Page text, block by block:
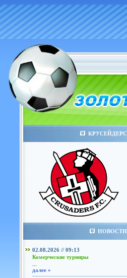
КРУСЕЙДЕРС
НОВОСТИ
02.08.2026 // 09:13
Комерческие турниры
далее »